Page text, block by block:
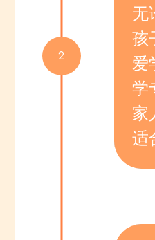
无
孩
爱
学
家
适
2